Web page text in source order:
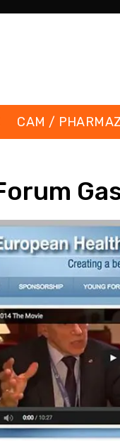
CAM /